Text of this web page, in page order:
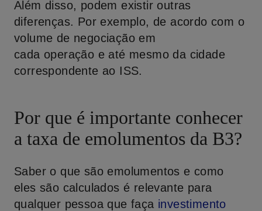
Além disso, podem existir outras
diferenças. Por exemplo, de acordo com o
volume de negociação em
cada operação e até mesmo da cidade
correspondente ao ISS.
Por que é importante conhecer
a taxa de emolumentos da B3?
Saber o que são emolumentos e como
eles são calculados é relevante para
qualquer pessoa que faça investimento